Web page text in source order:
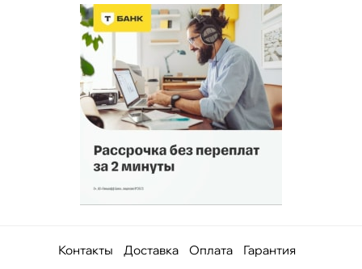
Контакты Доставка Оплата Гарантия